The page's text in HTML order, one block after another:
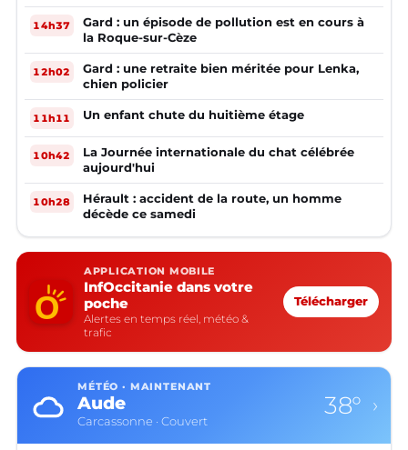
14h37
Gard : un épisode de pollution est en cours à
la Roque-sur-Cèze
12h02
Gard : une retraite bien méritée pour Lenka,
chien policier
11h11 Un enfant chute du huitième étage
10h42
La Journée internationale du chat célébrée
aujourd'hui
10h28
Hérault : accident de la route, un homme
décède ce samedi
APPLICATION MOBILE
InfOccitanie dans votre
poche
Alertes en temps réel, météo &
trafic
Télécharger
MÉTÉO · MAINTENANT
Aude
Carcassonne · Couvert
38° ›